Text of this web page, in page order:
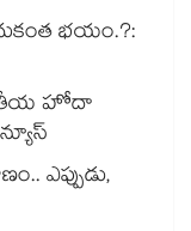
భయం.?:
జాతీయ హోదా
ఎప్పుడు,